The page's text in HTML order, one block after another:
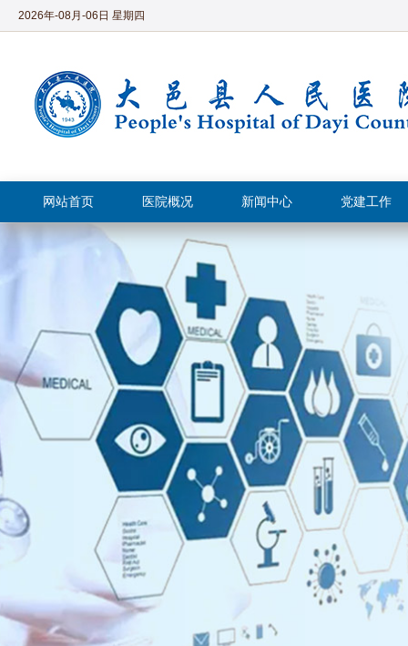
2026年-08月-06日 星期四
网站首页 医院概况 新闻中心 党建工作